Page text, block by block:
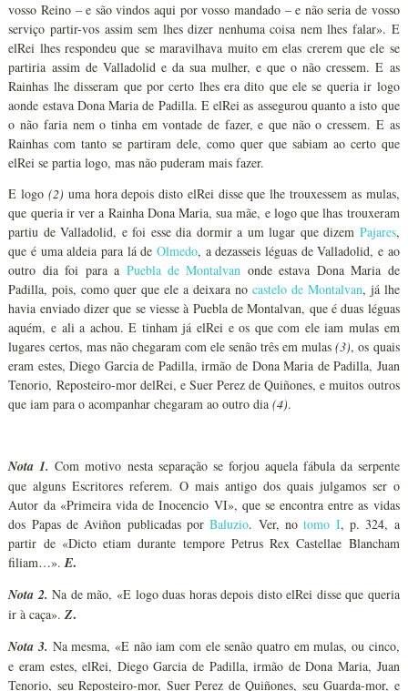
vosso Reino – e são vindos aqui por vosso mandado – e não seria de vosso
serviço partir-vos assim sem lhes dizer nenhuma coisa nem lhes falar». E
elRei lhes respondeu que se maravilhava muito em elas crerem que ele se
partiria assim de Valladolid e da sua mulher, e que o não cressem. E as
Rainhas lhe disseram que por certo lhes era dito que ele se queria ir logo
aonde estava Dona Maria de Padilla. E elRei as assegurou quanto a isto que
o não faria nem o tinha em vontade de fazer, e que não o cressem. E as
Rainhas com tanto se partiram dele, como quer que sabiam ao certo que
elRei se partia logo, mas não puderam mais fazer.
E logo(2) uma hora depois disto elRei disse que lhe trouxessem as mulas,
que queria ir ver a Rainha Dona Maria, sua mãe, e logo que lhas trouxeram
partiu de Valladolid, e foi esse dia dormir a um lugar que dizem Pajares,
que é uma aldeia para lá de Olmedo, a dezasseis léguas de Valladolid, e ao
outro dia foi para a Puebla de Montalvan onde estava Dona Maria de
Padilla, pois, como quer que ele a deixara no castelo de Montalvan, já lhe
havia enviado dizer que se viesse à Puebla de Montalvan, que é duas léguas
aquém, e ali a achou. E tinham já elRei e os que com ele iam mulas em
lugares certos, mas não chegaram com ele senão três em mulas(3), os quais
eram estes, Diego Garcia de Padilla, irmão de Dona Maria de Padilla, Juan
Tenorio, Reposteiro-mor delRei, e Suer Perez de Quiñones, e muitos outros
que iam para o acompanhar chegaram ao outro dia(4).
Nota 1. Com motivo nesta separação se forjou aquela fábula da serpente
que alguns Escritores referem. O mais antigo dos quais julgamos ser o
Autor da «Primeira vida de Inocencio VI», que se encontra entre as vidas
dos Papas de Aviñon publicadas porBaluzio. Ver, notomo I, p. 324, a
partir de «Dicto etiam durante tempore Petrus Rex Castellae Blancham
filiam…».E.
Nota 2. Na de mão, «E logo duas horas depois disto elRei disse que queria
ir à caça».Z.
Nota 3. Na mesma, «E não iam com ele senão quatro em mulas, ou cinco,
e eram estes, elRei, Diego Garcia de Padilla, irmão de Dona Maria, Juan
Tenorio, seu Reposteiro-mor, Suer Perez de Quiñones, seu Guarda-mor, e